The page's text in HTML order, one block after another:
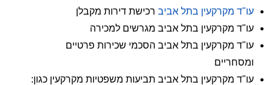
עו"ד מקרקעין בתל אביברכישת דירות מקבלן
עו"ד מקרקעין בתל אביב מגרשים למכירה
עו"ד מקרקעין בתל אביב הסכמי שכירות פרטיים
ומסחריים
עו"ד מקרקעין בתל אביב תביעות משפטיות מקרקעין כגון: